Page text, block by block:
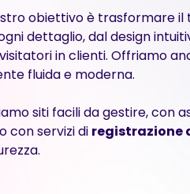
obiettivo è trasformare il
dettaglio, dal design
in clienti. Offriamo
fluida e moderna.
siti facili da gestire, con
con servizi di registrazione